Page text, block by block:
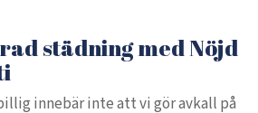
städning med Nöjd
innebär inte att vi gör avkall på